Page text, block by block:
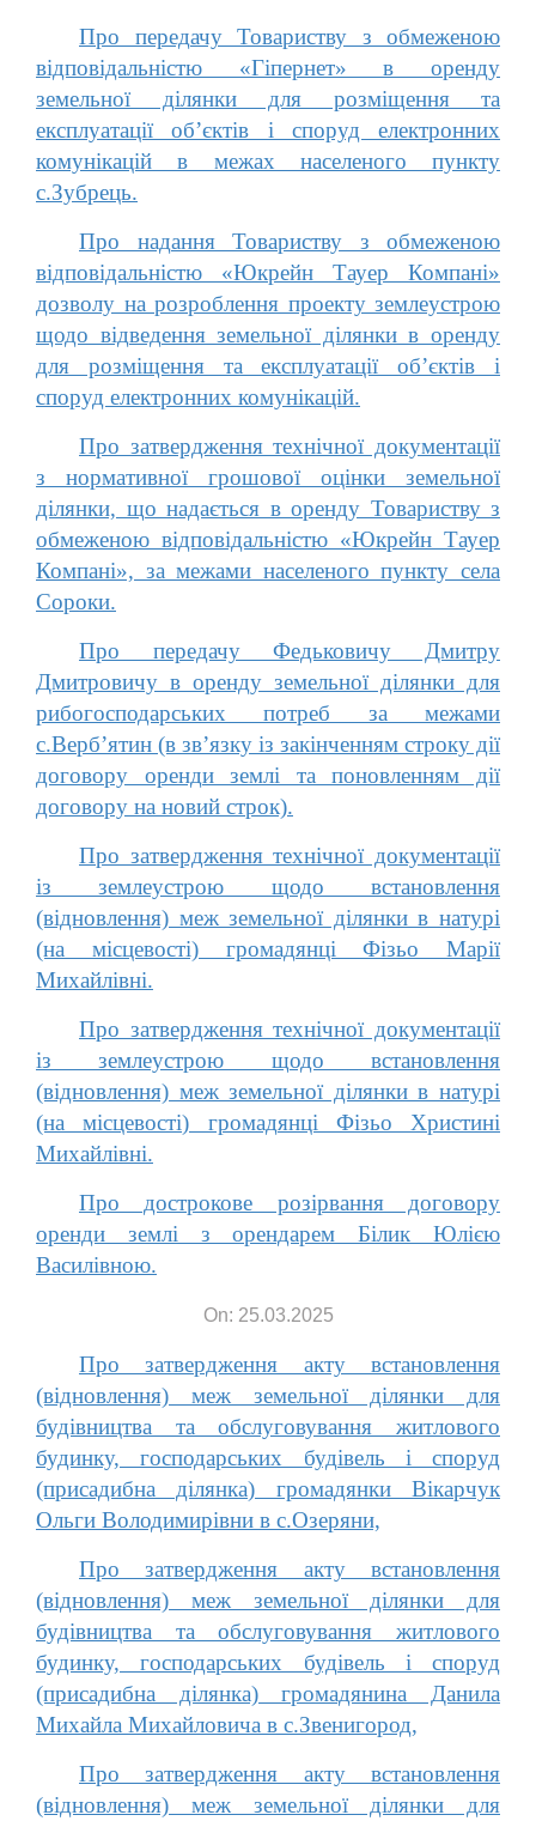
Про передачу Товариству з обмеженою
відповідальністю «Гіпернет» в оренду
земельної ділянки для розміщення та
експлуатації об’єктів і споруд електронних
комунікацій в межах населеного пункту
с.Зубрець.
Про надання Товариству з обмеженою
відповідальністю «Юкрейн Тауер Компані»
дозволу на розроблення проекту землеустрою
щодо відведення земельної ділянки в оренду
для розміщення та експлуатації об’єктів і
споруд електронних комунікацій.
Про затвердження технічної документації
з нормативної грошової оцінки земельної
ділянки, що надається в оренду Товариству з
обмеженою відповідальністю «Юкрейн Тауер
Компані», за межами населеного пункту села
Сороки.
Про передачу Федьковичу Дмитру
Дмитровичу в оренду земельної ділянки для
рибогосподарських потреб за межами
с.Верб’ятин (в зв’язку із закінченням строку дії
договору оренди землі та поновленням дії
договору на новий строк).
Про затвердження технічної документації
із землеустрою щодо встановлення
(відновлення) меж земельної ділянки в натурі
(на місцевості) громадянці Фізьо Марії
Михайлівні.
Про затвердження технічної документації
із землеустрою щодо встановлення
(відновлення) меж земельної ділянки в натурі
(на місцевості) громадянці Фізьо Христині
Михайлівні.
Про дострокове розірвання договору
оренди землі з орендарем Білик Юлією
Василівною.
On: 25.03.2025
Про затвердження акту встановлення
(відновлення) меж земельної ділянки для
будівництва та обслуговування житлового
будинку, господарських будівель і споруд
(присадибна ділянка) громадянки Вікарчук
Ольги Володимирівни в с.Озеряни,
Про затвердження акту встановлення
(відновлення) меж земельної ділянки для
будівництва та обслуговування житлового
будинку, господарських будівель і споруд
(присадибна ділянка) громадянина Данила
Михайла Михайловича в с.Звенигород,
Про затвердження акту встановлення
(відновлення) меж земельної ділянки для